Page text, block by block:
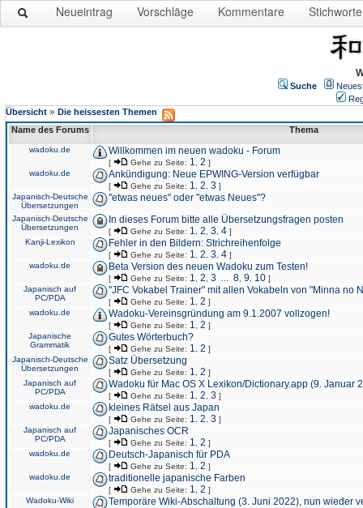
Neueintrag Vorschläge Kommentare Stichworte
Suche
Übersicht » Die heissesten Themen
Name des Forums
Thema
wadoku.de Willkommen im neuen wadoku - Forum
[ Gehe zu Seite: 1 2 ]
wadoku.de
Ankündigung: Neue EPWING-Version verfügbar
[ Gehe zu Seite: 1 2 3 ]
Japanisch-Deutsche
Übersetzungen
"etwas neues" oder "etwas Neues"?
Japanisch-Deutsche
Übersetzungen
In dieses Forum bitte alle Übersetzungsfragen posten
[ Gehe zu Seite: 1 2 3 4 ]
Kanji-Lexikon
Fehler in den Bildern: Strichreihenfolge
[ Gehe zu Seite: 1 2 3 4 ]
wadoku.de
Beta Version des neuen Wadoku zum Testen!
[ Gehe zu Seite: 1 2 3 8 9 10 ]
Japanisch auf
PC/PDA
"JFC Vokabel Trainer" mit allen Vokabeln von "Minna no
[ Gehe zu Seite: 1 2 ]
wadoku.de
Wadoku-Vereinsgründung am 9.1.2007 vollzogen!
[ Gehe zu Seite: 1 2 ]
Japanische
Grammatik
Gutes Wörterbuch?
[ Gehe zu Seite: 1 2 ]
Japanisch-Deutsche
Übersetzungen
Satz Übersetzung
[ Gehe zu Seite: 1 2 ]
Japanisch auf
PC/PDA
Wadoku für Mac OS X Lexikon/Dictionary.app (9. Januar
[ Gehe zu Seite: 1 2 3 ]
wadoku.de
kleines Rätsel aus Japan
[ Gehe zu Seite: 1 2 3 ]
Japanisch auf
PC/PDA
Japanisches OCR
[ Gehe zu Seite: 1 2 ]
wadoku.de
Deutsch-Japanisch für PDA
[ Gehe zu Seite: 1 2 ]
wadoku.de
traditionelle japanische Farben
[ Gehe zu Seite: 1 2 ]
Wadoku-Wiki
Temporäre Wiki-Abschaltung (3. Juni 2022), nun wieder